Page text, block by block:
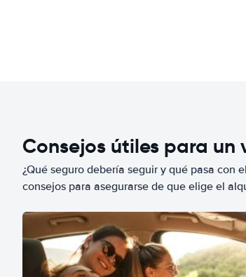
Consejos útiles para
¿Qué seguro debería seguir y qué pasa con
consejos para asegurarse de que elige el